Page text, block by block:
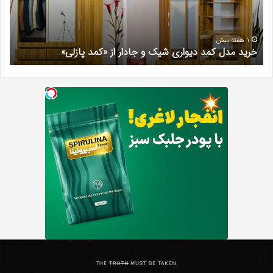
جادار
از
«کمد
پازلی»
1 هفته پیش
خرید مدل کمد دیواری شیک و جادار از «کمد پازلی»